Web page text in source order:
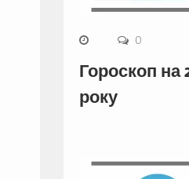
0
Гороскоп на
року